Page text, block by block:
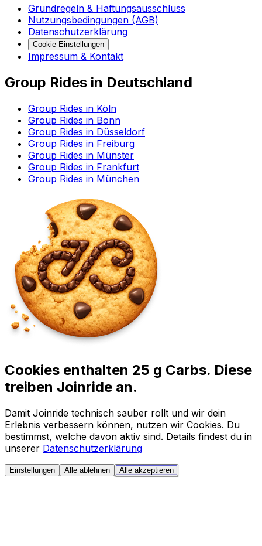
Grundregeln & Haftungsausschluss
Nutzungsbedingungen (AGB)
Datenschutzerklärung
Cookie-Einstellungen
Impressum & Kontakt
Group Rides in Deutschland
Group Rides in Köln
Group Rides in Bonn
Group Rides in Düsseldorf
Group Rides in Freiburg
Group Rides in Münster
Group Rides in Frankfurt
Group Rides in München
Cookies enthalten 25 g Carbs. Diese
treiben Joinride an.
Damit Joinride technisch sauber rollt und wir dein
Erlebnis verbessern können, nutzen wir Cookies. Du
bestimmst, welche davon aktiv sind. Details findest du in
unserer Datenschutzerklärung
Einstellungen Alle ablehnen Alle akzeptieren